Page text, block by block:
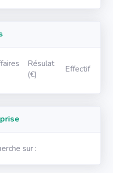
Résulat
(€)
Effectif
sur :